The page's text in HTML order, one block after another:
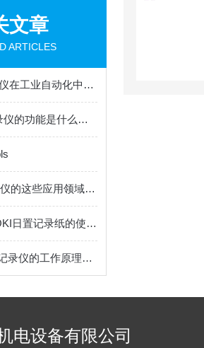
文章
ARTICLES
霍尼韦尔记录仪在工业自动化中的作用
KOKUSAI记录仪的功能是什么？它有哪些应用？
testo红外测温仪的这些应用领域你知道吗？
3分钟学会HIOKI日置记录纸的使用步骤
SHINKO神港记录仪的工作原理，快来了解一下吧
电设备有限公司